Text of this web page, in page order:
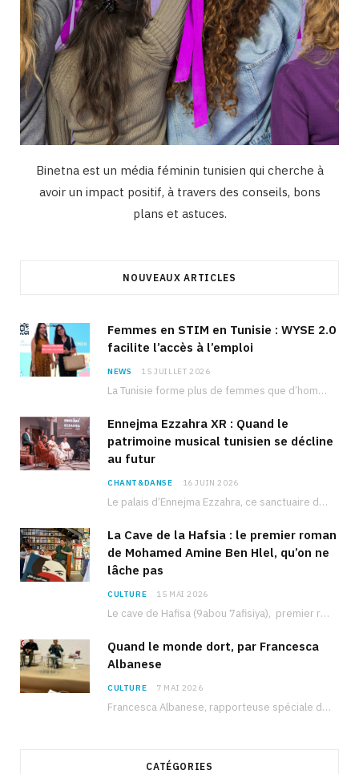
Binetna est un média féminin tunisien qui cherche à
avoir un impact positif, à travers des conseils, bons
plans et astuces.
NOUVEAUX ARTICLES
Femmes en STIM en Tunisie : WYSE 2.0
facilite l’accès à l’emploi
NEWS 15 JUILLET 2026
La Tunisie forme plus de femmes que d’hommes dans les filières scientifiques. Pourtant, pour beaucoup…
Ennejma Ezzahra XR : Quand le
patrimoine musical tunisien se décline
au futur
CHANT&DANSE 16 JUIN 2026
Le palais d’Ennejma Ezzahra, ce sanctuaire de la musique tunisienne et méditerranéenne construit par le…
La Cave de la Hafsia : le premier roman
de Mohamed Amine Ben Hlel, qu’on ne
lâche pas
CULTURE 15 MAI 2026
Le cave de Hafisa (9abou 7afisiya), premier roman du journaliste tunisien Mohamed Amine Ben Hlel,…
Quand le monde dort, par Francesca
Albanese
CULTURE 7 MAI 2026
Francesca Albanese, rapporteuse spéciale de l’ONU sur les territoires palestiniens occupés, était à Tunis pour…
CATÉGORIES